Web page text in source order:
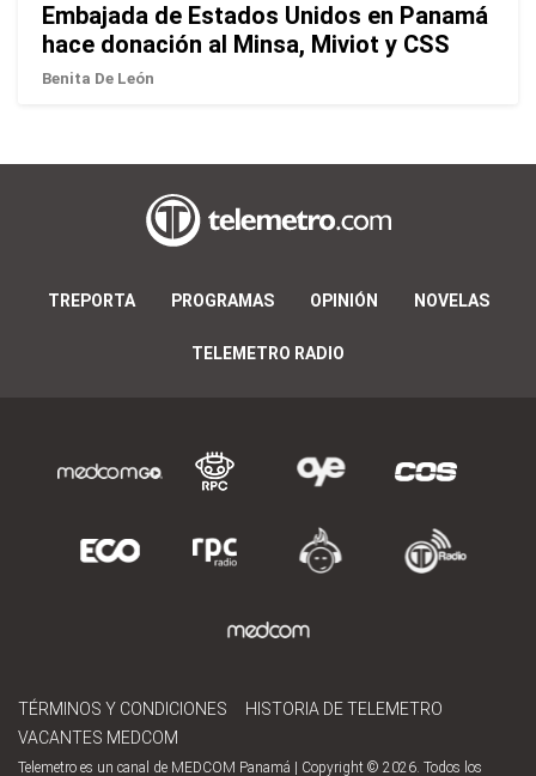
Embajada de Estados Unidos en Panamá
hace donación al Minsa, Miviot y CSS
Benita De León
TREPORTA PROGRAMAS OPINIÓN NOVELAS
TELEMETRO RADIO
TÉRMINOS Y CONDICIONES
HISTORIA DE TELEMETRO
VACANTES MEDCOM
Telemetro es un canal de MEDCOM Panamá | Copyright © 2026. Todos los